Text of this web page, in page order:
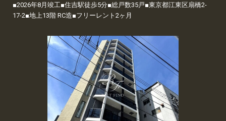
■2026年8月竣工■住吉駅徒歩5分■総戸数35戸■東京都江東区扇橋2-
17-2■地上13階 RC造■フリーレント2ヶ月